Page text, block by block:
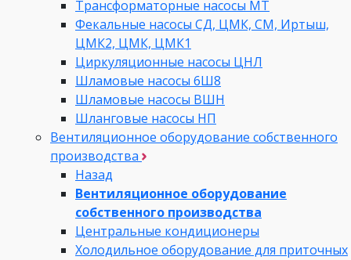
Трансформаторные насосы МТ
Фекальные насосы СД, ЦМК, СМ, Иртыш,
ЦМК2, ЦМК, ЦМК1
Циркуляционные насосы ЦНЛ
Шламовые насосы 6Ш8
Шламовые насосы ВШН
Шланговые насосы НП
Вентиляционное оборудование собственного
производства
Назад
Вентиляционное оборудование
собственного производства
Центральные кондиционеры
Холодильное оборудование для приточных